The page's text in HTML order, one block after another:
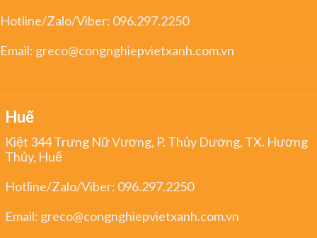
Hotline/Zalo/Viber: 096.297.2250
Email: greco@congnghiepvietxanh.com.vn
Huế
Kiệt 344 Trưng Nữ Vương, P. Thủy Dương, TX. Hương
Thủy, Huế
Hotline/Zalo/Viber: 096.297.2250
Email: greco@congnghiepvietxanh.com.vn